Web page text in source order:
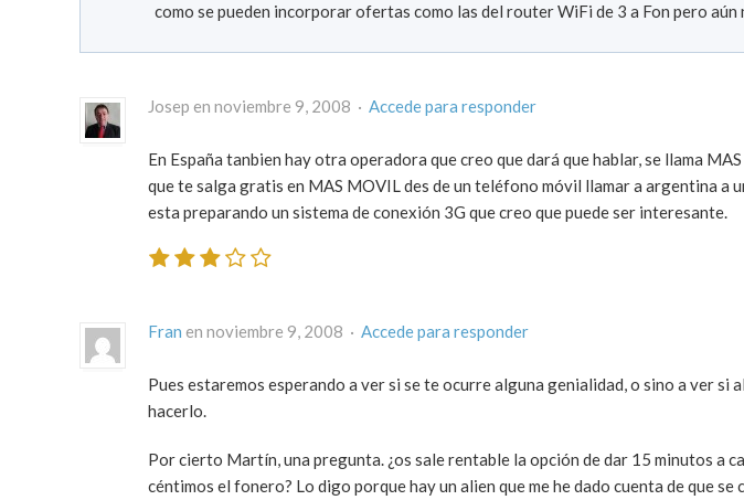
como se pueden incorporar ofertas como las del router WiFi de 3 a Fon pero
Josep en noviembre 9, 2008 · Accede para responder
En España tanbien hay otra operadora que creo que dará que hablar, se llama
que te salga gratis en MAS MOVIL des de un teléfono móvil llamar a argentina a
esta preparando un sistema de conexión 3G que creo que puede ser interesante.
Fran en noviembre 9, 2008 · Accede para responder
Pues estaremos esperando a ver si se te ocurre alguna genialidad, o sino a ver si
hacerlo.
Por cierto Martín, una pregunta. ¿os sale rentable la opción de dar 15 minutos a
céntimos el fonero? Lo digo porque hay un alien que me he dado cuenta de que